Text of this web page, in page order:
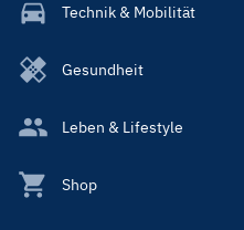
Technik & Mobilität
Gesundheit
Leben & Lifestyle
Shop